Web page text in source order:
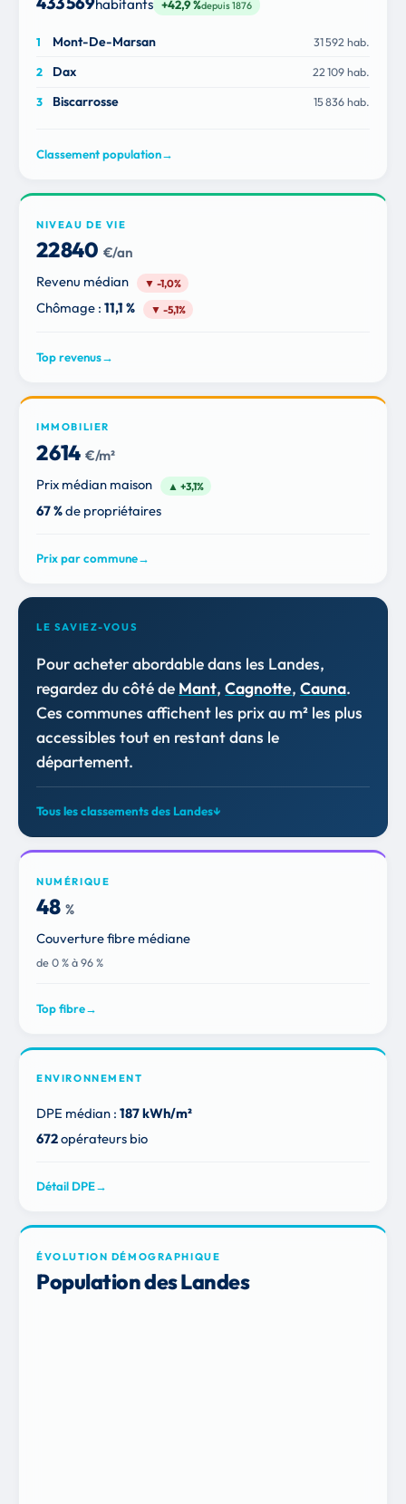
habitants +42,9 %depuis 1876
Mont-De-Marsan 31 592 hab.
Dax 22 109 hab.
Biscarrosse 15 836 hab.
Classement population→
NIVEAU DE VIE
22 840 €/an
Revenu médian
▼ -1,0%
Chômage :11,1 % ▼ -5,1%
Top revenus→
IMMOBILIER
2 614 €/m²
Prix médian maison
▲ +3,1%
67 %de propriétaires
Prix par commune→
LE SAVIEZ-VOUS
Pour acheter abordable dans les Landes,
regardez du côté de Mant,Cagnotte,Cauna.
Ces communes affichent les prix au m² les plus
accessibles tout en restant dans le
département.
Tous les classements des Landes↓
NUMÉRIQUE
48 %
Couverture fibre médiane
de 0 % à 96 %
Top fibre→
ENVIRONNEMENT
DPE médian :187 kWh/m²
672opérateurs bio
Détail DPE→
ÉVOLUTION DÉMOGRAPHIQUE
Population des Landes